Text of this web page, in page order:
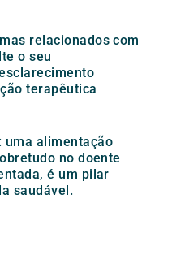
relacionados com
o seu
terapêutica
uma alimentação
no doente
é um pilar
saudável.